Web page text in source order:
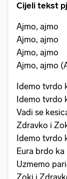
Cijeli tekst
Ajmo, ajmo
Ajmo, ajmo
Ajmo, ajmo
Ajmo, ajmo
Idemo tvrdo
Idemo tvrdo
Vadi se
Zdravko i
Idemo tvrdo
Eura brdo
Uzmemo